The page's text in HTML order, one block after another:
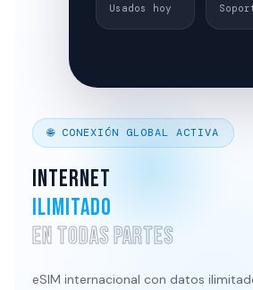
🌐 CONEXIÓN GLOBAL ACTIVA
INTERNET
ILIMITADO
EN TODAS PARTES
eSIM internacional con datos
Usados hoy